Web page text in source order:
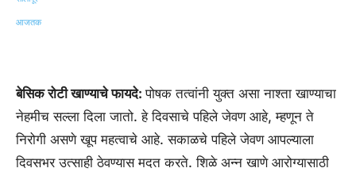
बेसिक रोटी खाण्याचे फायदे:पोषक तत्वांनी युक्त असा नाश्ता खाण्याचा
नेहमीच सल्ला दिला जातो. हे दिवसाचे पहिले जेवण आहे, म्हणून ते
निरोगी असणे खूप महत्वाचे आहे. सकाळचे पहिले जेवण आपल्याला
दिवसभर उत्साही ठेवण्यास मदत करते. शिळे अन्न खाणे आरोग्यासाठी